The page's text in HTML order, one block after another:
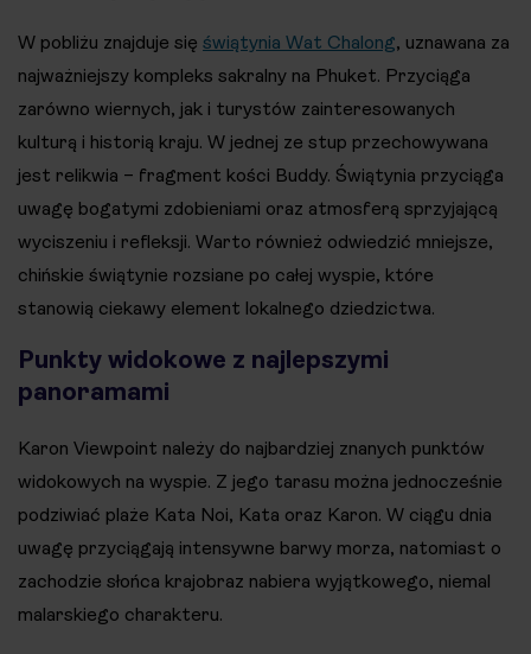
W pobliżu znajduje się świątynia Wat Chalong, uznawana za
najważniejszy kompleks sakralny na Phuket. Przyciąga
zarówno wiernych, jak i turystów zainteresowanych
kulturą i historią kraju. W jednej ze stup przechowywana
jest relikwia – fragment kości Buddy. Świątynia przyciąga
uwagę bogatymi zdobieniami oraz atmosferą sprzyjającą
wyciszeniu i refleksji. Warto również odwiedzić mniejsze,
chińskie świątynie rozsiane po całej wyspie, które
stanowią ciekawy element lokalnego dziedzictwa.
Punkty widokowe z najlepszymi
panoramami
Karon Viewpoint należy do najbardziej znanych punktów
widokowych na wyspie. Z jego tarasu można jednocześnie
podziwiać plaże Kata Noi, Kata oraz Karon. W ciągu dnia
uwagę przyciągają intensywne barwy morza, natomiast o
zachodzie słońca krajobraz nabiera wyjątkowego, niemal
malarskiego charakteru.